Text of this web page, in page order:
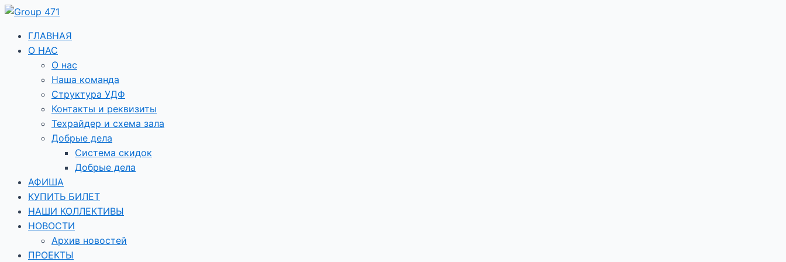
Перейти
содержимому
ГЛАВНАЯ
О НАС
О нас
Наша команда
Структура УДФ
Контакты и реквизиты
Техрайдер и схема зала
Добрые дела
Система скидок
Добрые дела
АФИША
КУПИТЬ БИЛЕТ
НАШИ КОЛЛЕКТИВЫ
НОВОСТИ
Архив новостей
ПРОЕКТЫ